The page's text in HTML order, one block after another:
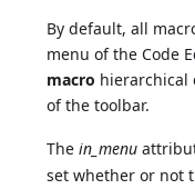
By default, all
menu of the Code
macro hierarchical
of the toolbar.
Thein_menu
set whether or not